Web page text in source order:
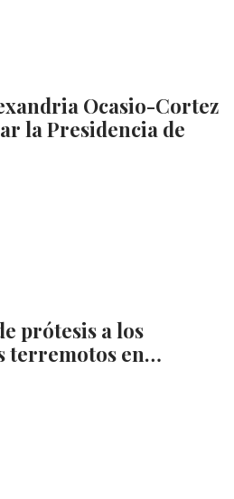
Ocasio-Cortez
la Presidencia de
prótesis a los
terremotos en…